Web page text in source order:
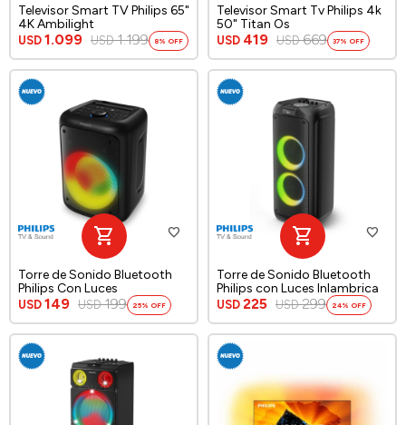
Televisor Smart TV Philips 65"
4K Ambilight
USD 1.099 USD 1.199 8
Televisor Smart Tv Philips 4k
50" Titan Os
USD 419 USD 669 37
Torre de Sonido Bluetooth
Philips Con Luces
USD 149 USD 199 25
Torre de Sonido Bluetooth
Philips con Luces Inlambrica
USD 225 USD 299 24